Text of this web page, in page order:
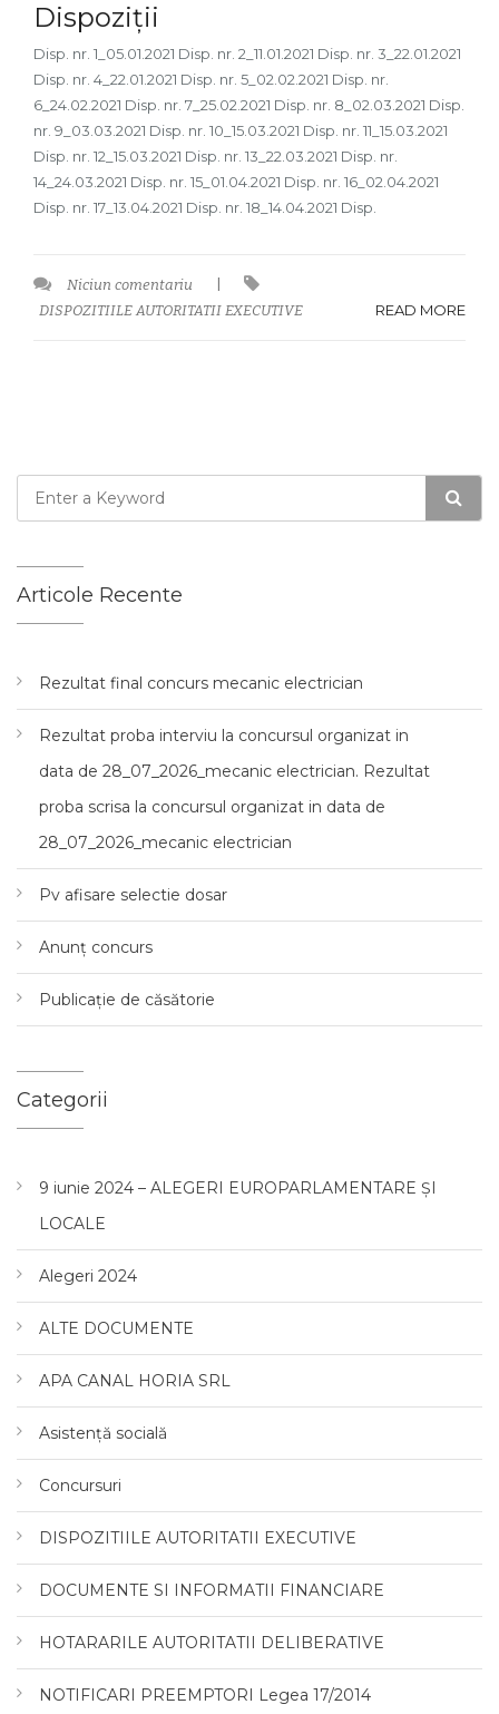
Dispoziții
Disp. nr. 1_05.01.2021 Disp. nr. 2_11.01.2021 Disp. nr. 3_22.01.2021
Disp. nr. 4_22.01.2021 Disp. nr. 5_02.02.2021 Disp. nr.
6_24.02.2021 Disp. nr. 7_25.02.2021 Disp. nr. 8_02.03.2021 Disp.
nr. 9_03.03.2021 Disp. nr. 10_15.03.2021 Disp. nr. 11_15.03.2021
Disp. nr. 12_15.03.2021 Disp. nr. 13_22.03.2021 Disp. nr.
14_24.03.2021 Disp. nr. 15_01.04.2021 Disp. nr. 16_02.04.2021
Disp. nr. 17_13.04.2021 Disp. nr. 18_14.04.2021 Disp.
Niciun comentariu
DISPOZITIILE AUTORITATII EXECUTIVE
READ MORE
Articole Recente
Rezultat final concurs mecanic electrician
Rezultat proba interviu la concursul organizat in
data de 28_07_2026_mecanic electrician. Rezultat
proba scrisa la concursul organizat in data de
28_07_2026_mecanic electrician
Pv afisare selectie dosar
Anunț concurs
Publicație de căsătorie
Categorii
9 iunie 2024 – ALEGERI EUROPARLAMENTARE ȘI
LOCALE
Alegeri 2024
ALTE DOCUMENTE
APA CANAL HORIA SRL
Asistență socială
Concursuri
DISPOZITIILE AUTORITATII EXECUTIVE
DOCUMENTE SI INFORMATII FINANCIARE
HOTARARILE AUTORITATII DELIBERATIVE
NOTIFICARI PREEMPTORI Legea 17/2014